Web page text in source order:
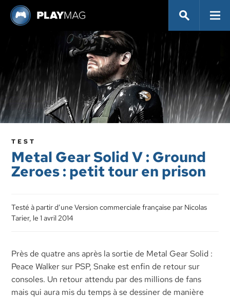
TEST
Metal Gear Solid V : Ground
Zeroes : petit tour en prison
Testé à partir d’une Version commerciale française par Nicolas
Tarier, le 1 avril 2014
Près de quatre ans après la sortie de Metal Gear Solid :
Peace Walker sur PSP, Snake est enfin de retour sur
consoles. Un retour attendu par des millions de fans
mais qui aura mis du temps à se dessiner de manière